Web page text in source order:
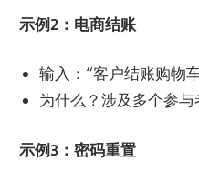
示例2：电商结账
输入：“客户结账购物
为什么？涉及多个参与
示例3：密码重置